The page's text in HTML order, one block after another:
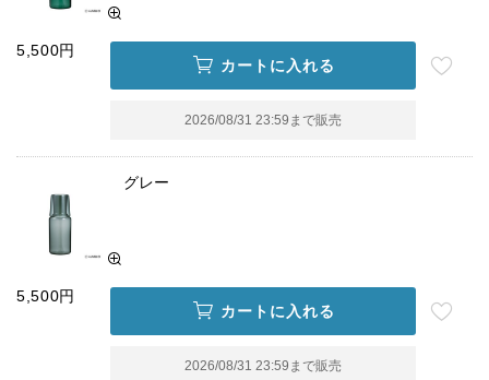
5,500円
カートに入れる
2026/08/31 23:59 まで販売
グレー
5,500円
カートに入れる
2026/08/31 23:59 まで販売